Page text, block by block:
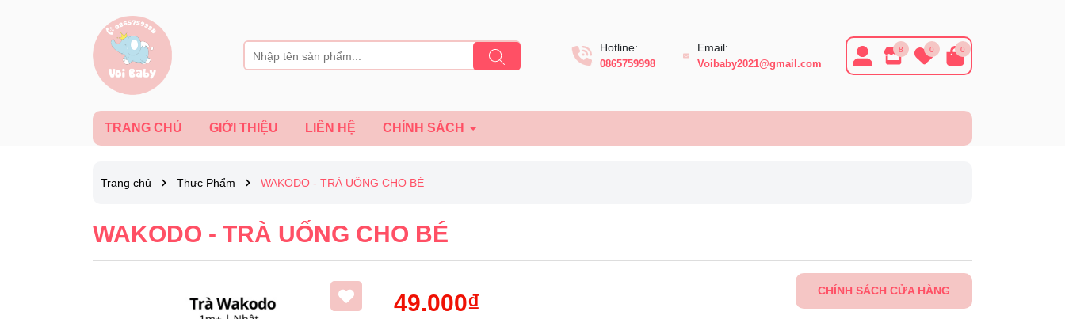
Hotline:
0865759998
Email:
Voibaby2021@gmail.com
8 0 0
TRANG CHỦ GIỚI THIỆU LIÊN HỆ CHÍNH SÁCH
Trang chủ Thực Phẩm WAKODO - TRÀ UỐNG CHO BÉ
WAKODO - TRÀ UỐNG CHO BÉ
49.000₫ CHÍNH SÁCH CỬA HÀNG